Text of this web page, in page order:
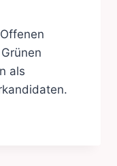
als